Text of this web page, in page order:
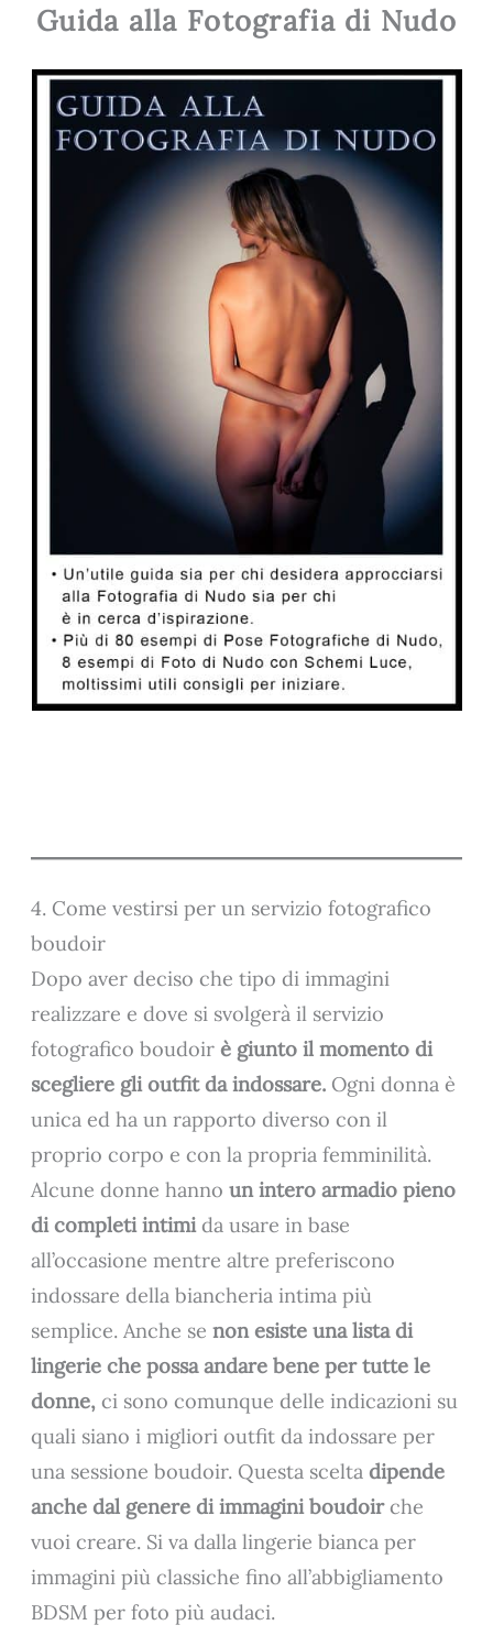
Guida alla Fotografia di Nudo
4. Come vestirsi per un servizio fotografico
boudoir
Dopo aver deciso che tipo di immagini
realizzare e dove si svolgerà il servizio
fotografico boudoirè giunto il momento di
scegliere gli outfit da indossare. Ogni donna è
unica ed ha un rapporto diverso con il
proprio corpo e con la propria femminilità.
Alcune donne hannoun intero armadio pieno
di completi intimida usare in base
all’occasione mentre altre preferiscono
indossare della biancheria intima più
semplice. Anche senon esiste una lista di
lingerie che possa andare bene per tutte le
donne, ci sono comunque delle indicazioni su
quali siano i migliori outfit da indossare per
una sessione boudoir. Questa sceltadipende
anche dal genere di immagini boudoirche
vuoi creare. Si va dalla lingerie bianca per
immagini più classiche fino all’abbigliamento
BDSM per foto più audaci.